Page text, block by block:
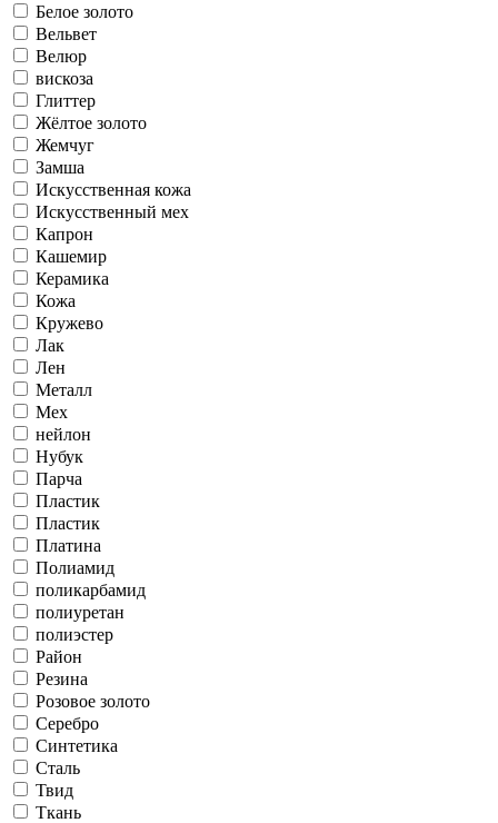
Белое золото
Вельвет
Велюр
вискоза
Глиттер
Жёлтое золото
Жемчуг
Замша
Искусственная кожа
Искусственный мех
Капрон
Кашемир
Керамика
Кожа
Кружево
Лак
Лен
Металл
Мех
нейлон
Нубук
Парча
Пластик
Пластик
Платина
Полиамид
поликарбамид
полиуретан
полиэстер
Район
Резина
Розовое золото
Серебро
Синтетика
Сталь
Твид
Ткань